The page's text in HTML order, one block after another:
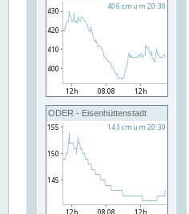
ODER - Eisenhüttenstadt